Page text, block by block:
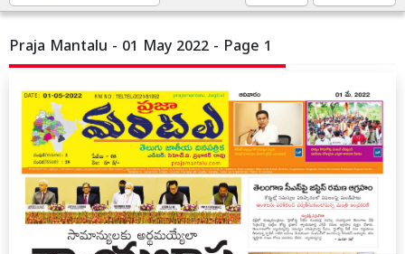
Praja Mantalu - 01 May 2022 - Page 1